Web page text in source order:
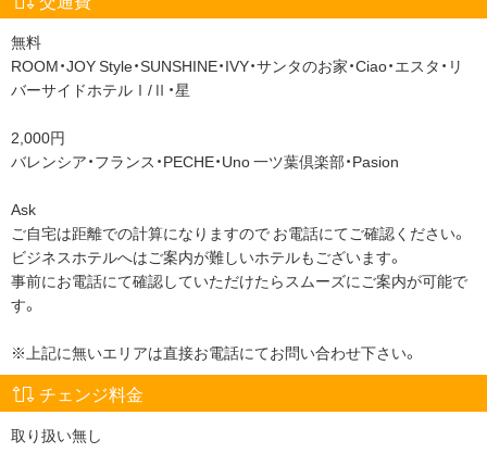
無料
ROOM・JOY Style・SUNSHINE・IVY・サンタのお家・Ciao・エスタ・リ
バーサイドホテルⅠ/Ⅱ・星
2,000円
バレンシア・フランス・PECHE・Uno 一ツ葉倶楽部・Pasion
Ask
ご自宅は距離での計算になりますので お電話にてご確認ください。
ビジネスホテルへはご案内が難しいホテルもございます。
事前にお電話にて確認していただけたらスムーズにご案内が可能で
す。
※上記に無いエリアは直接お電話にてお問い合わせ下さい。
チェンジ料金
取り扱い無し